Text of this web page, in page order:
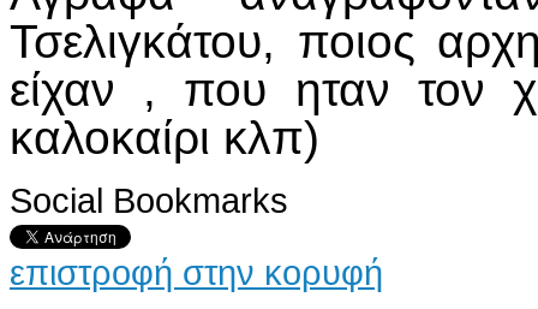
Τσελιγκάτου, ποιος
είχαν , που ηταν τον
καλοκαίρι κλπ)
Social Bookmarks
επιστροφή στην κορυφή